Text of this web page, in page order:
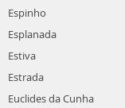
Espinho
Esplanada
Estiva
Estrada
Euclides da Cunha